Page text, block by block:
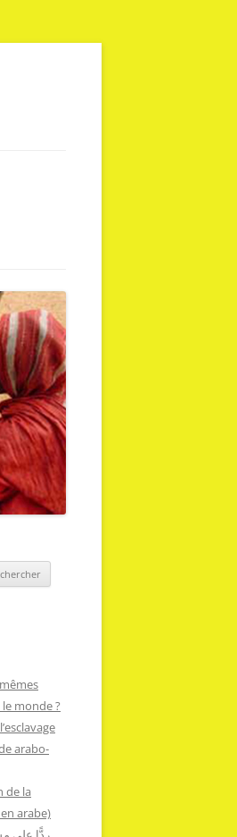
monde ?
arabo-
de la
arabe)